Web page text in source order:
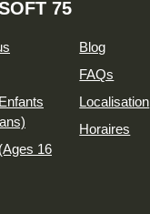
75
16
Blog
FAQs
Localisation
Horaires